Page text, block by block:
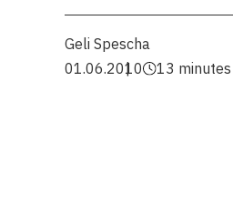
Geli Spescha
01.06.2010
13 minutes